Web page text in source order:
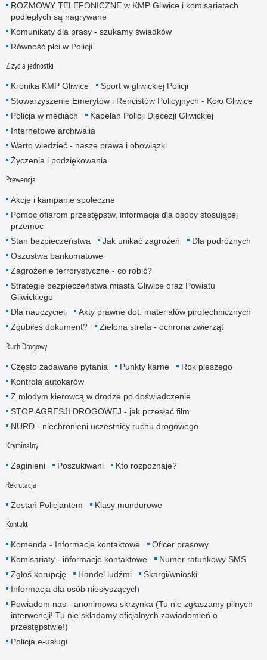
ROZMOWY TELEFONICZNE w KMP Gliwice i komisariatach
podległych są nagrywane
Komunikaty dla prasy - szukamy świadków
Równość płci w Policji
Z życia jednostki
Kronika KMP Gliwice
Sport w gliwickiej Policji
Stowarzyszenie Emerytów i Rencistów Policyjnych - Koło Gliwice
Policja w mediach
Kapelan Policji Diecezji Gliwickiej
Internetowe archiwalia
Warto wiedzieć - nasze prawa i obowiązki
Życzenia i podziękowania
Prewencja
Akcje i kampanie społeczne
Pomoc ofiarom przestępstw, informacja dla osoby stosującej
przemoc
Stan bezpieczeństwa
Jak unikać zagrożeń
Dla podróżnych
Oszustwa bankomatowe
Zagrożenie terrorystyczne - co robić?
Strategie bezpieczeństwa miasta Gliwice oraz Powiatu
Gliwickiego
Dla nauczycieli
Akty prawne dot. materiałów pirotechnicznych
Zgubiłeś dokument?
Zielona strefa - ochrona zwierząt
Ruch Drogowy
Często zadawane pytania Punkty karne
Rok pieszego
Kontrola autokarów
Z młodym kierowcą w drodze po doświadczenie
STOP AGRESJI DROGOWEJ - jak przesłać film
NURD - niechronieni uczestnicy ruchu drogowego
Kryminalny
Zaginieni Poszukiwani Kto rozpoznaje?
Rekrutacja
Zostań Policjantem Klasy mundurowe
Kontakt
Komenda - Informacje kontaktowe
Oficer prasowy
Komisariaty - informacje kontaktowe
Numer ratunkowy SMS
Zgłoś korupcję
Handel ludźmi
Skargi/wnioski
Informacja dla osób niesłyszących
Powiadom nas - anonimowa skrzynka (Tu nie zgłaszamy pilnych
interwencji! Tu nie składamy oficjalnych zawiadomień o
przestępstwie!)
Policja e-usługi